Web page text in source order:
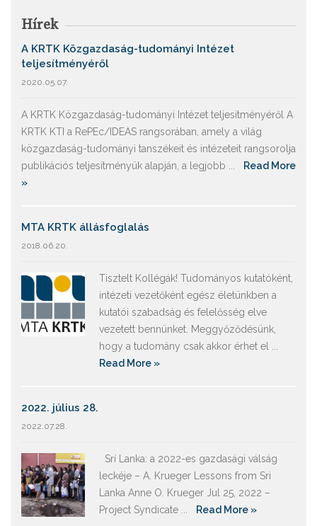
Hírek
A KRTK Közgazdaság-tudományi Intézet
teljesítményéről
2020.05.07.
A KRTK Közgazdaság-tudományi Intézet teljesítményéről A
KRTK KTI a RePEc/IDEAS rangsorában, amely a világ
közgazdaság-tudományi tanszékeit és intézeteit rangsorolja
publikációs teljesítményük alapján, a legjobb ...
Read More
»
MTA KRTK állásfoglalás
2018.06.20.
Tisztelt Kollégák! Tudományos kutatóként,
intézeti vezetőként egész életünkben a
kutatói szabadság és felelősség elve
vezetett bennünket. Meggyőződésünk,
hogy a tudomány csak akkor érhet el ...
Read More »
2022. július 28.
2022.07.28.
Srí Lanka: a 2022-es gazdasági válság
leckéje – A. Krueger Lessons from Sri
Lanka Anne O. Krueger Jul 25, 2022 –
Project Syndicate ...
Read More »